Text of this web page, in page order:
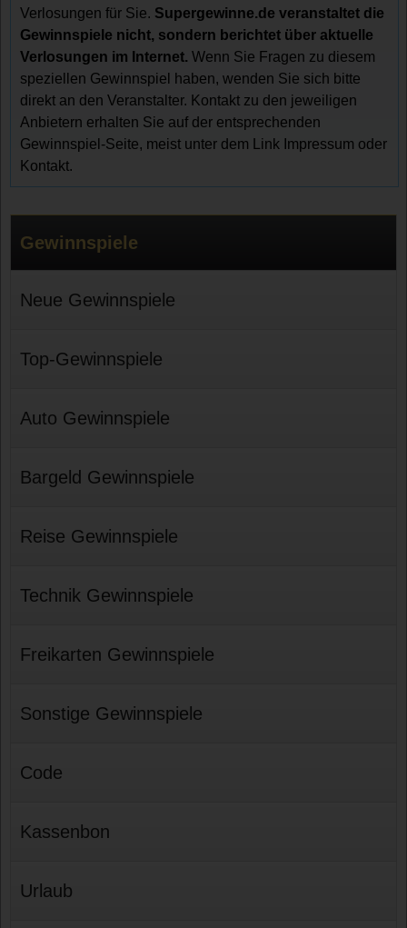
Verlosungen für Sie. Supergewinne.de veranstaltet die
Gewinnspiele nicht, sondern berichtet über aktuelle
Verlosungen im Internet. Wenn Sie Fragen zu diesem
speziellen Gewinnspiel haben, wenden Sie sich bitte
direkt an den Veranstalter. Kontakt zu den jeweiligen
Anbietern erhalten Sie auf der entsprechenden
Gewinnspiel-Seite, meist unter dem Link Impressum oder
Kontakt.
Gewinnspiele
Neue Gewinnspiele
Top-Gewinnspiele
Auto Gewinnspiele
Bargeld Gewinnspiele
Reise Gewinnspiele
Technik Gewinnspiele
Freikarten Gewinnspiele
Sonstige Gewinnspiele
Code
Kassenbon
Urlaub